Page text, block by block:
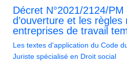
Décret N°2021/2124/
d’ouverture et les
entreprises de travail
Les textes d'application du Code
Juriste spécialisé en Droit social